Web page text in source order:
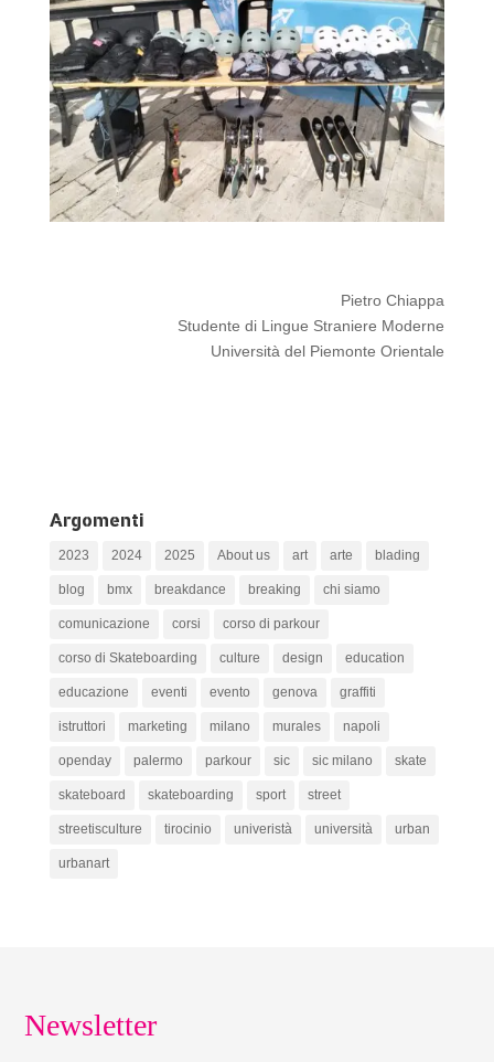
Pietro Chiappa
Studente di Lingue Straniere Moderne
Università del Piemonte Orientale
Argomenti
2023 2024 2025 About us art arte blading
blog bmx breakdance breaking chi siamo
comunicazione corsi corso di parkour
corso di Skateboarding culture design education
educazione eventi evento genova graffiti
istruttori marketing milano murales napoli
openday palermo parkour sic sic milano skate
skateboard skateboarding sport street
streetisculture tirocinio univeristà università urban
urbanart
Newsletter